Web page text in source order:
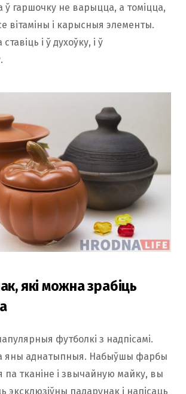
ў гаршочку не варыцца, а томіцца,
вітаміны і карысныя элементы.
і ў духоўку, і ў
які можна зрабіць
футболкі з надпісамі.
яны аднатыпныя. Набыўшы фарбы
па тканіне і звычайную майку, вы
эксклюзіўны падарунак і напісаць